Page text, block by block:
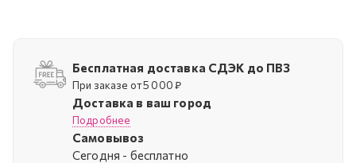
Бесплатная доставка СДЭК до ПВЗ
При заказе от 5 000 ₽
Доставка в ваш город
Подробнее
Самовывоз
Cегодня - бесплатно